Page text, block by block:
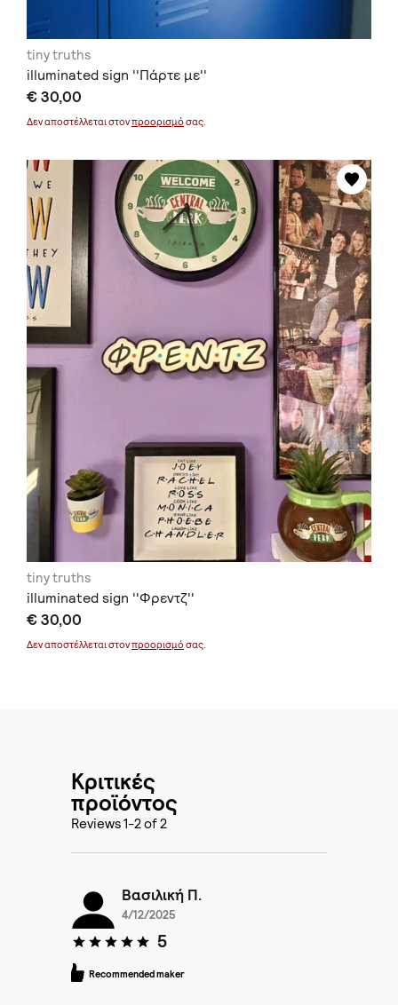
tiny truths
illuminated sign ''Πάρτε με''
€ 30,00
Δεν αποστέλλεται στονπροορισμό σας.
tiny truths
illuminated sign ''Φρεντζ''
€ 30,00
Δεν αποστέλλεται στονπροορισμό σας.
Κριτικές
προϊόντος
Reviews 1-2 of 2
Βασιλική Π.
4/12/2025
5
Recommended maker